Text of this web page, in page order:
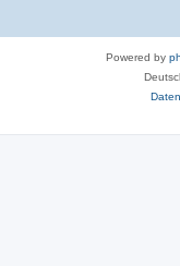
Powered by